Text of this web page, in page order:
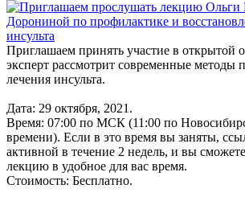
Приглашаем принять участие в открытой
эксперт рассмотрит современные методы
лечения инсульта.
Дата: 29 октября, 2021.
Время: 07:00 по МСК (11:00 по
времени). Если в это время вы заняты,
активной в течение 2 недель, и вы
лекцию в удобное для вас время.
Стоимость: Бесплатно.